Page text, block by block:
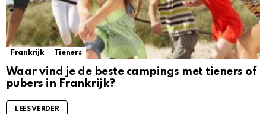
Frankrijk Tieners
Waar vind je de beste campings met tieners of
pubers in Frankrijk?
LEES VERDER